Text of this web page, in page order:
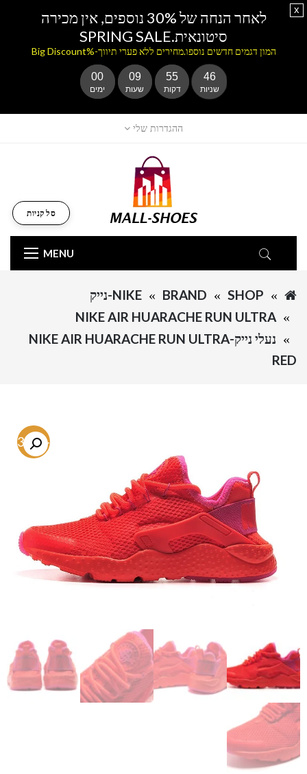
ההגדרות שלי
MENU
סל קניות
SHOP
BRAND
NIKE-נייק
NIKE AIR HUARACHE RUN ULTRA
נעלי נייק-NIKE AIR HUARACHE RUN ULTRA
RED
-33.6%
לאחר הנחה של 30% נוספים, אין מכירה
סיטונאית.SPRING SALE
המון דגמים חדשים נוספו.מחירים ללא פערי תיווך-%Big Discount
00
ימים
09
שעות
55
דקות
46
שניות
x